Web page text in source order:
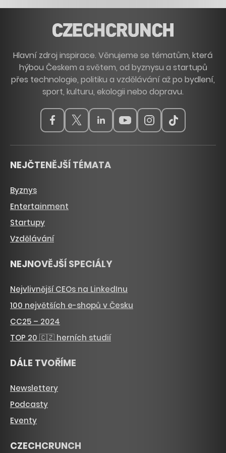
Hlavní zdroj inspirace. Věnujeme se tématům, která
hýbou Českem a světem, od byznysu a startupů
přes technologie, politiku a vzdělávání až po bydlení,
sport, kulturu, ekologii nebo dopravu.
NEJČTENĚJŠÍ TÉMATA
Byznys
Entertainment
Startupy
Vzdělávání
NEJNOVĚJŠÍ SPECIÁLY
Nejvlivnější CEOs na LinkedInu
100 největších e-shopů v Česku
CC25 – 2024
TOP 20 🇨🇿 herních studií
DÁLE TVOŘÍME
Newslettery
Podcasty
Eventy
CZECHCRUNCH